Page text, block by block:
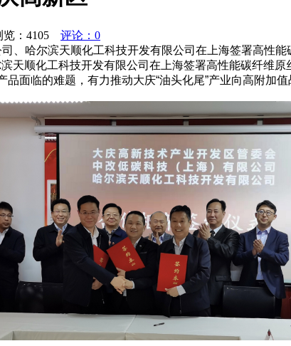
： 4105
评论：0
、哈尔滨天顺化工科技开发有限公司在上海签署高性能
天顺化工科技开发有限公司在上海签署高性能碳纤维
面临的难题，有力推动大庆“油头化尾”产业向高附加值